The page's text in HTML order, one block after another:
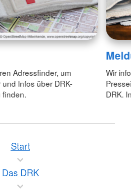
Adressfinder, um
Infos über DRK-
finden.
Wir
DRK.
Start
Das DRK